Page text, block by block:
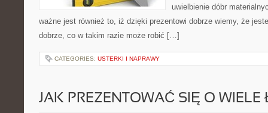
uwielbienie dóbr
ważne jest również to, iż dzięki prezentowi dobrze wiemy, że
dobrze, co w takim razie może robić […]
CATEGORIES: USTERKI I NAPRAWY
JAK PREZENTOWAĆ SIĘ O WIELE